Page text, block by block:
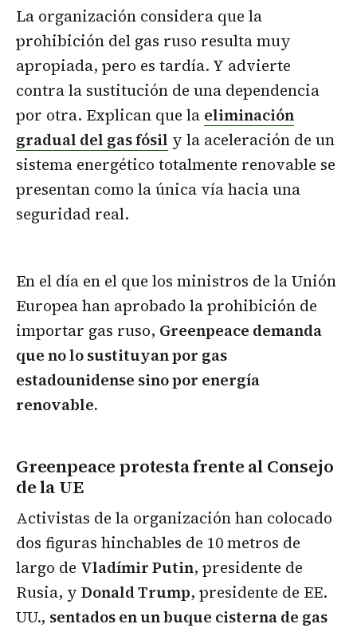
La organización considera que la
prohibición del gas ruso resulta muy
apropiada, pero es tardía. Y advierte
contra la sustitución de una dependencia
por otra. Explican que la eliminación
gradual del gas fósil y la aceleración de un
sistema energético totalmente renovable se
presentan como la única vía hacia una
seguridad real.
En el día en el que los ministros de la Unión
Europea han aprobado la prohibición de
importar gas ruso, Greenpeace demanda
que no lo sustituyan por gas
estadounidense sino por energía
renovable.
Greenpeace protesta frente al Consejo
de la UE
Activistas de la organización han colocado
dos figuras hinchables de 10 metros de
largo de Vladímir Putin, presidente de
Rusia, y Donald Trump, presidente de EE.
UU., sentados en un buque cisterna de gas